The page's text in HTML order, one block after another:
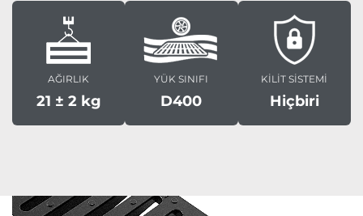
AĞIRLIK
21 ± 2 kg
YÜK SINIFI
D400
KİLİT SİSTEMİ
Hiçbiri